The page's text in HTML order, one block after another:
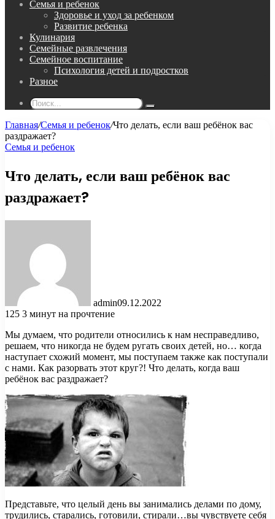
Семья и ребенок
Здоровье и уход за ребенком
Развитие ребенка
Кулинария
Семейные развлечения
Семейное воспитание
Психология детей и подростков
Разное
Поиск...
Главная/Семья и ребенок/Что делать, если ваш ребёнок вас
раздражает?
Семья и ребенок
Что делать, если ваш ребёнок вас
раздражает?
admin09.12.2022
125 3 минут на прочтение
Мы думаем, что родители относились к нам несправедливо,
решаем, что никогда не будем ругать своих детей, но… когда
наступает схожий момент, мы поступаем также как поступали
с нами. Как разорвать этот круг?! Что делать, когда ваш
ребёнок вас раздражает?
Представьте, что целый день вы занимались делами по дому,
трудились, старались, готовили, стирали…вы чувствуете себя